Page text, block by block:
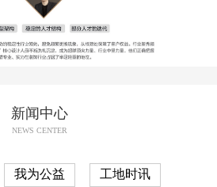
新闻中心
NEWS CENTER
我为公益 工地时讯